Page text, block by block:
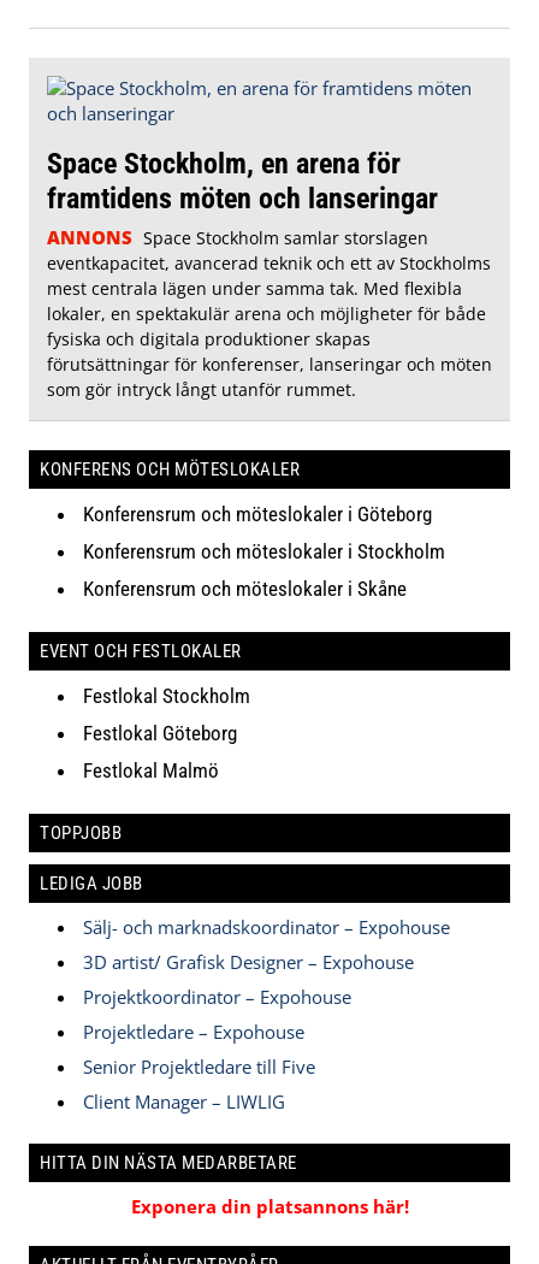
Space Stockholm, en arena för
framtidens möten och lanseringar
ANNONS Space Stockholm samlar storslagen
eventkapacitet, avancerad teknik och ett av Stockholms
mest centrala lägen under samma tak. Med flexibla
lokaler, en spektakulär arena och möjligheter för både
fysiska och digitala produktioner skapas
förutsättningar för konferenser, lanseringar och möten
som gör intryck långt utanför rummet.
KONFERENS OCH MÖTESLOKALER
Konferensrum och möteslokaler i Göteborg
Konferensrum och möteslokaler i Stockholm
Konferensrum och möteslokaler i Skåne
EVENT OCH FESTLOKALER
Festlokal Stockholm
Festlokal Göteborg
Festlokal Malmö
TOPPJOBB
LEDIGA JOBB
Sälj- och marknadskoordinator – Expohouse
3D artist/ Grafisk Designer – Expohouse
Projektkoordinator – Expohouse
Projektledare – Expohouse
Senior Projektledare till Five
Client Manager – LIWLIG
HITTA DIN NÄSTA MEDARBETARE
Exponera din platsannons här!